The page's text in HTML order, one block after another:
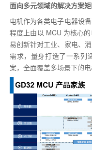
面向多元领域的解决方案
电机作为各类电子电器设
程度上由以 MCU 为核心
易创新针对工业、家电、
需求，量身打造了一系列
案，全面覆盖多场景下的电